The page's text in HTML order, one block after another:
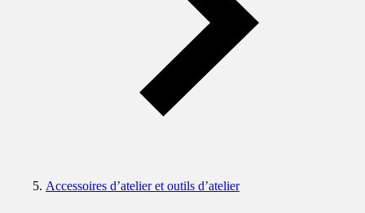
Accessoires d’atelier et outils d’atelier